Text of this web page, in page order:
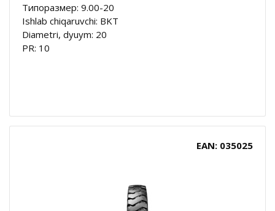
Типоразмер: 9.00-20
Ishlab chiqaruvchi: BKT
Diametri, dyuym: 20
PR: 10
EAN: 035025